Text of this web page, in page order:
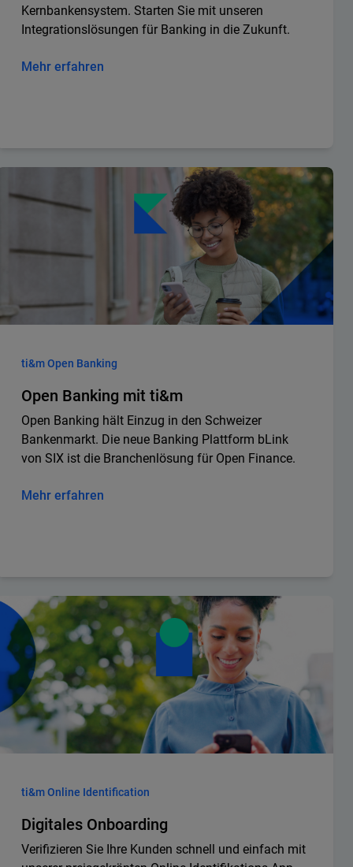
Kernbankensystem. Starten Sie mit unseren
Integrationslösungen für Banking in die Zukunft.
Mehr erfahren
ti&m Open Banking
Open Banking mit ti&m
Open Banking hält Einzug in den Schweizer
Bankenmarkt. Die neue Banking Plattform bLink
von SIX ist die Branchenlösung für Open Finance.
Mehr erfahren
ti&m Online Identification
Digitales Onboarding
Verifizieren Sie Ihre Kunden schnell und einfach mit